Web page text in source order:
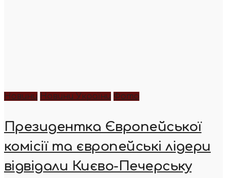
Новини Новини України Фото
Президентка Європейської
комісії та європейські лідери
відвідали Києво-Печерську